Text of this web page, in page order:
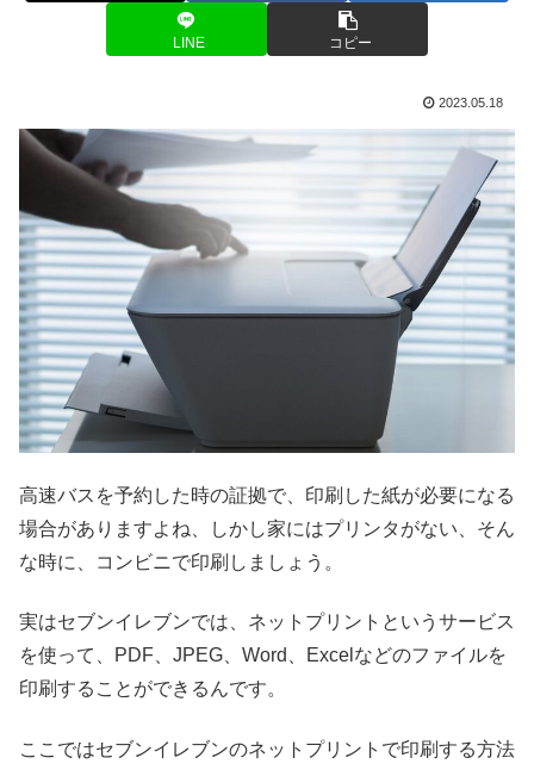
LINE コピー
2023.05.18
高速バスを予約した時の証拠で、印刷した紙が必要になる
場合がありますよね、しかし家にはプリンタがない、そん
な時に、コンビニで印刷しましょう。
実はセブンイレブンでは、ネットプリントというサービス
を使って、PDF、JPEG、Word、Excelなどのファイルを
印刷することができるんです。
ここではセブンイレブンのネットプリントで印刷する方法